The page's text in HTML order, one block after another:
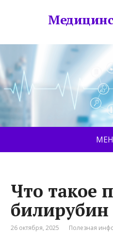
Что такое
билирубин
26 октября, 2025 Полезная